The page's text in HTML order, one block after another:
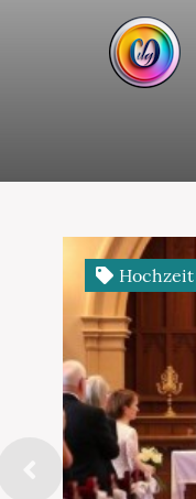
Hochzeit